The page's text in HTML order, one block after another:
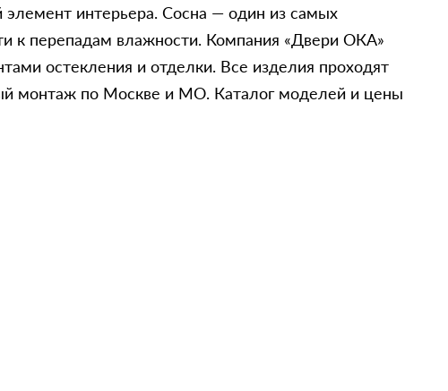
интерьера. Сосна — один из самых
к перепадам влажности. Компания «Двери ОКА»
остекления и отделки. Все изделия проходят
монтаж по Москве и МО. Каталог моделей и цены